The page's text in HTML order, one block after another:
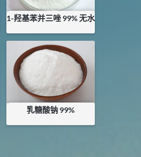
1-羟基苯并三唑 99% 无水
¥215
库存：0KG
乳糖酸钠 99%